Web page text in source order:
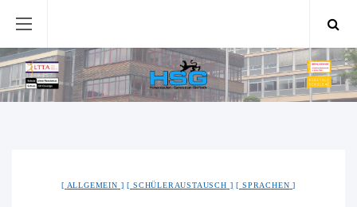
ALLGEMEIN SCHÜLERAUSTAUSCH SPRACHEN